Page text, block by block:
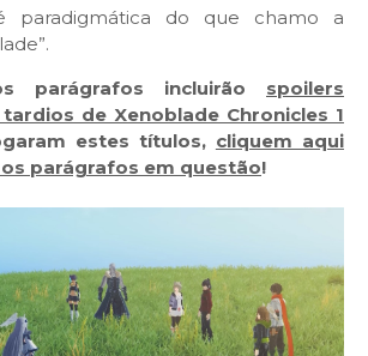
paradigmática do que chamo a
parágrafos incluirão spoilers
de Xenoblade Chronicles 1
estes títulos, cliquem aqui
parágrafos em questão!